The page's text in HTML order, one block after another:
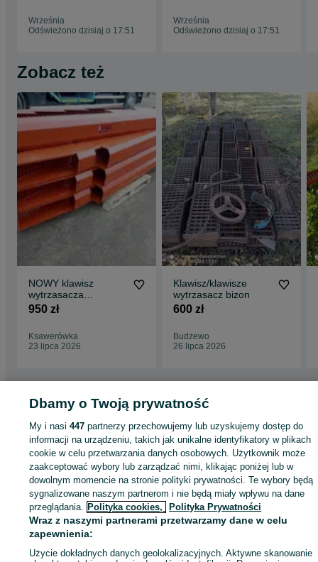
Września
Odświeżono dzisiaj o 17:51
Września
Odświeżono dzisiaj o 17:51
Zobacz też
NOWY klawisz
wytrzasacza
wytrzasacz krotki
950 zł
Ksawerówka
23 lipca 2026
Klawisz/klawisze
wytrzasacz bizon
600 zł
Budzewo
26 lipca 2026
Strona główna Rolnictwo Części do maszyn rolniczych
Części do maszyn
rolniczych - Wielkopolskie
Części do maszyn rolniczych - Września
KATEGORIA
423122461 Wyświetlenia:
Zadzwoń / SMS Wyślij wiadomość
Dbamy o Twoją prywatność
My i nasi447 partnerzy przechowujemy lub uzyskujemy dostęp do
informacji na urządzeniu, takich jak unikalne identyfikatory w plikach
cookie w celu przetwarzania danych osobowych. Użytkownik może
zaakceptować wybory lub zarządzać nimi, klikając poniżej lub w
dowolnym momencie na stronie polityki prywatności. Te wybory będą
sygnalizowane naszym partnerom i nie będą miały wpływu na dane
przeglądania. Polityka cookies, Polityka Prywatności
Wraz z naszymi partnerami przetwarzamy dane w celu
zapewnienia:
Użycie dokładnych danych geolokalizacyjnych. Aktywne skanowanie